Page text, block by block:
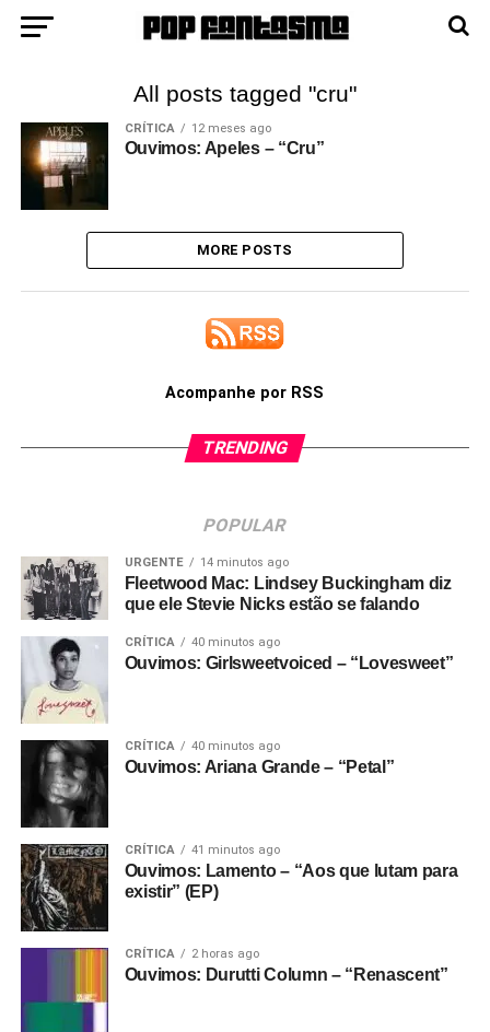
All posts tagged "cru"
CRÍTICA 12 meses ago
Ouvimos: Apeles – “Cru”
MORE POSTS
Acompanhe por RSS
TRENDING
POPULAR
URGENTE 14 minutos ago
Fleetwood Mac: Lindsey Buckingham diz
que ele Stevie Nicks estão se falando
CRÍTICA 40 minutos ago
Ouvimos: Girlsweetvoiced – “Lovesweet”
CRÍTICA 40 minutos ago
Ouvimos: Ariana Grande – “Petal”
CRÍTICA 41 minutos ago
Ouvimos: Lamento – “Aos que lutam para
existir” (EP)
CRÍTICA 2 horas ago
Ouvimos: Durutti Column – “Renascent”